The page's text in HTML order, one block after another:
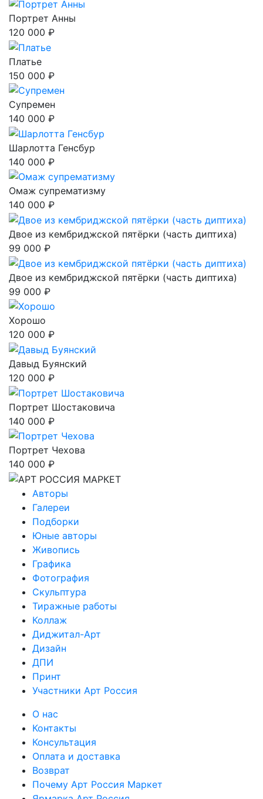
Портрет Анны
120 000 ₽
Платье
150 000 ₽
Супремен
140 000 ₽
Шарлотта Генсбур
140 000 ₽
Омаж супрематизму
140 000 ₽
Двое из кембриджской пятёрки (часть диптиха)
99 000 ₽
Двое из кембриджской пятёрки (часть диптиха)
99 000 ₽
Хорошо
120 000 ₽
Давыд Буянский
120 000 ₽
Портрет Шостаковича
140 000 ₽
Портрет Чехова
140 000 ₽
Авторы
Галереи
Подборки
Юные авторы
Живопись
Графика
Фотография
Скульптура
Тиражные работы
Коллаж
Диджитал-Арт
Дизайн
ДПИ
Принт
Участники Арт Россия
О нас
Контакты
Консультация
Оплата и доставка
Возврат
Почему Арт Россия Маркет